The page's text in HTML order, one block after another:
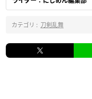
カテゴリ : 刀剣乱舞